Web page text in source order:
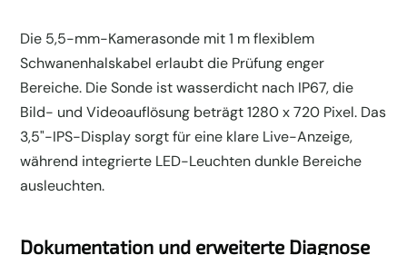
Die 5,5-mm-Kamerasonde mit 1 m flexiblem
Schwanenhalskabel erlaubt die Prüfung enger
Bereiche. Die Sonde ist wasserdicht nach IP67, die
Bild- und Videoauflösung beträgt 1280 x 720 Pixel. Das
3,5"-IPS-Display sorgt für eine klare Live-Anzeige,
während integrierte LED-Leuchten dunkle Bereiche
ausleuchten.
Dokumentation und erweiterte Diagnose